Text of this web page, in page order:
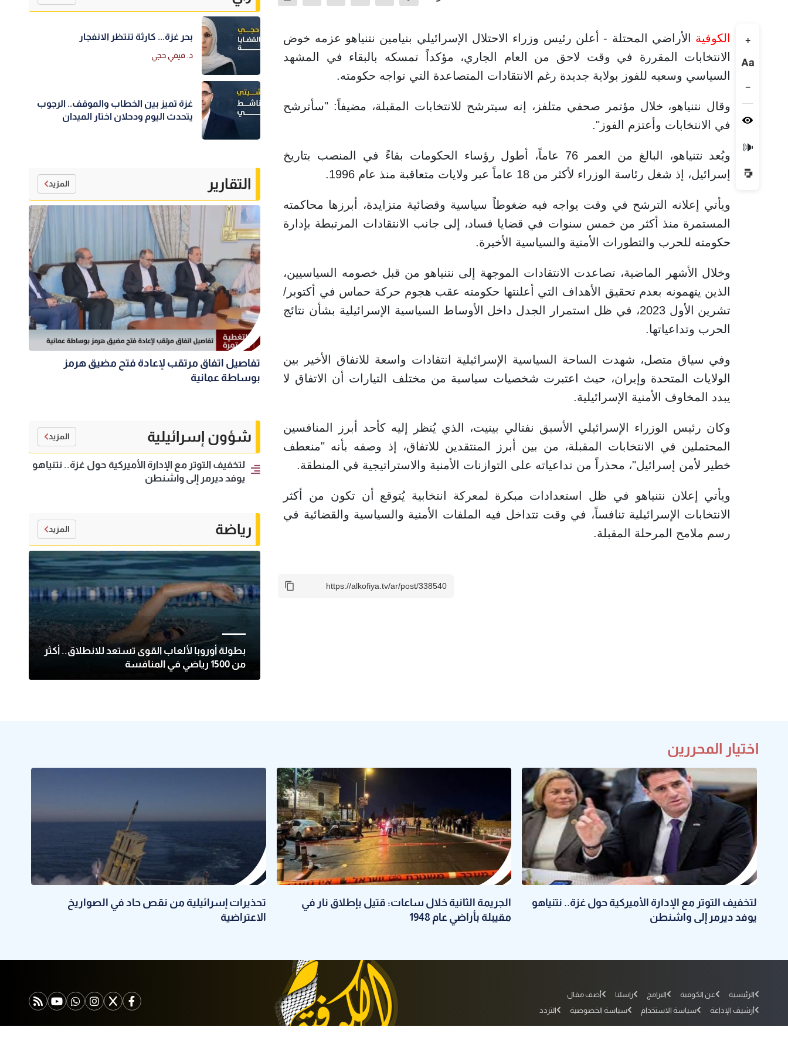
+
Aa
−
🔊
الكوفية الأراضي المحتلة - أعلن رئيس وزراء الاحتلال الإسرائيلي بنيامين نتنياهو عزمه خوض
الانتخابات المقررة في وقت لاحق من العام الجاري، مؤكداً تمسكه بالبقاء في المشهد
السياسي وسعيه للفوز بولاية جديدة رغم الانتقادات المتصاعدة التي تواجه حكومته.
وقال نتنياهو، خلال مؤتمر صحفي متلفز، إنه سيترشح للانتخابات المقبلة، مضيفاً: "سأترشح
في الانتخابات وأعتزم الفوز".
ويُعد نتنياهو، البالغ من العمر 76 عاماً، أطول رؤساء الحكومات بقاءً في المنصب بتاريخ
إسرائيل، إذ شغل رئاسة الوزراء لأكثر من 18 عاماً عبر ولايات متعاقبة منذ عام 1996.
ويأتي إعلانه الترشح في وقت يواجه فيه ضغوطاً سياسية وقضائية متزايدة، أبرزها محاكمته
المستمرة منذ أكثر من خمس سنوات في قضايا فساد، إلى جانب الانتقادات المرتبطة بإدارة
حكومته للحرب والتطورات الأمنية والسياسية الأخيرة.
وخلال الأشهر الماضية، تصاعدت الانتقادات الموجهة إلى نتنياهو من قبل خصومه السياسيين،
الذين يتهمونه بعدم تحقيق الأهداف التي أعلنتها حكومته عقب هجوم حركة حماس في أكتوبر/
تشرين الأول 2023، في ظل استمرار الجدل داخل الأوساط السياسية الإسرائيلية بشأن نتائج
الحرب وتداعياتها.
وفي سياق متصل، شهدت الساحة السياسية الإسرائيلية انتقادات واسعة للاتفاق الأخير بين
الولايات المتحدة وإيران، حيث اعتبرت شخصيات سياسية من مختلف التيارات أن الاتفاق لا
يبدد المخاوف الأمنية الإسرائيلية.
وكان رئيس الوزراء الإسرائيلي الأسبق نفتالي بينيت، الذي يُنظر إليه كأحد أبرز المنافسين
المحتملين في الانتخابات المقبلة، من بين أبرز المنتقدين للاتفاق، إذ وصفه بأنه "منعطف
خطير لأمن إسرائيل"، محذراً من تداعياته على التوازنات الأمنية والاستراتيجية في المنطقة.
ويأتي إعلان نتنياهو في ظل استعدادات مبكرة لمعركة انتخابية يُتوقع أن تكون من أكثر
الانتخابات الإسرائيلية تنافساً، في وقت تتداخل فيه الملفات الأمنية والسياسية والقضائية في
رسم ملامح المرحلة المقبلة.
بحر غزة... كارثة تنتظر الانفجار
د. فيفي حجي
غزة تميز بين الخطاب والموقف.. الرجوب
يتحدث اليوم ودحلان اختار الميدان
التقارير المزيد
تفاصيل اتفاق مرتقب لإعادة فتح مضيق هرمز
بوساطة عمانية
شؤون إسرائيلية المزيد
لتخفيف التوتر مع الإدارة الأميركية حول غزة.. نتنياهو
يوفد ديرمر إلى واشنطن
رياضة المزيد
بطولة أوروبا لألعاب القوى تستعد للانطلاق.. أكثر
من 1500 رياضي في المنافسة
اختيار المحررين
لتخفيف التوتر مع الإدارة الأميركية حول غزة.. نتنياهو
يوفد ديرمر إلى واشنطن
الجريمة الثانية خلال ساعات: قتيل بإطلاق نار في
مقيبلة بأراضي عام 1948
تحذيرات إسرائيلية من نقص حاد في الصواريخ
الاعتراضية
الرئيسية عن الكوفية البرامج راسلنا
أضف مقال
أرشيف الإذاعة
سياسة الاستخدام سياسة الخصوصية التردد